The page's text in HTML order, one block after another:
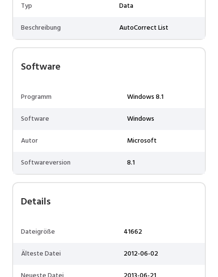
Typ
Data
Beschreibung
AutoCorrect List
Software
Programm
Windows 8.1
Software
Windows
Autor
Microsoft
Softwareversion
8.1
Details
Dateigröße
41662
Älteste Datei
2012-06-02